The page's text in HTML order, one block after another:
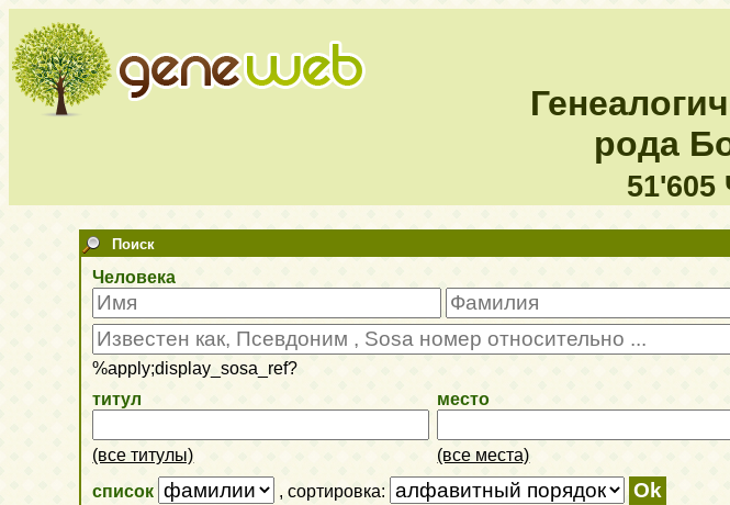
рода
51'605
Поиск
Человека
%apply;display_sosa_ref?
титул
(все титулы)
место
(все места)
список
, сортировка: